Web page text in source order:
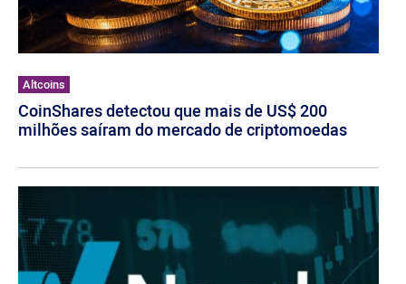
Altcoins
CoinShares detectou que mais de US$ 200
milhões saíram do mercado de criptomoedas